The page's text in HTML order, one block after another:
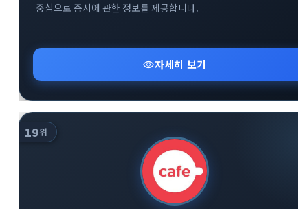
중심으로 증시에 관한 정보를 제공합니다.
visibility자세히 보기
19위